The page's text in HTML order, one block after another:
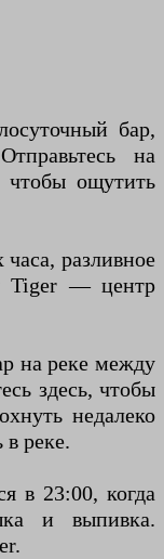
бар,
на
чтобы ощутить
разливное
Tiger — центр
на реке между
здесь, чтобы
недалеко
в реке.
в 23:00, когда
и выпивка.